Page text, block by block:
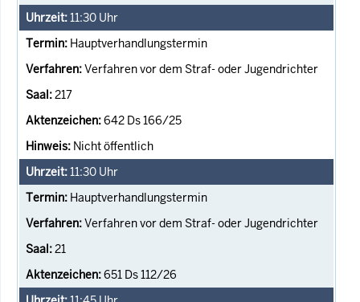
11:30 Uhr
Hauptverhandlungstermin
Verfahren vor dem Straf- oder Jugendrichter
217
642 Ds 166/25
Nicht öffentlich
11:30 Uhr
Hauptverhandlungstermin
Verfahren vor dem Straf- oder Jugendrichter
21
651 Ds 112/26